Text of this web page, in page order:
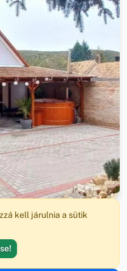
kell járulnia a sütik